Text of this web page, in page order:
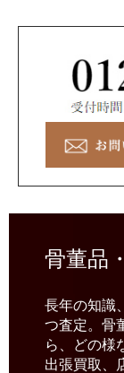
骨董品
長年の知識
つ査定。骨
ら、どの様
出張買取、